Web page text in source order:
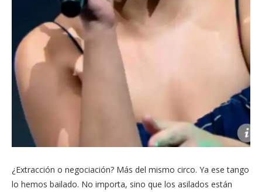
¿Extracción o negociación? Más del mismo circo. Ya ese tango
lo hemos bailado. No importa, sino que los asilados están